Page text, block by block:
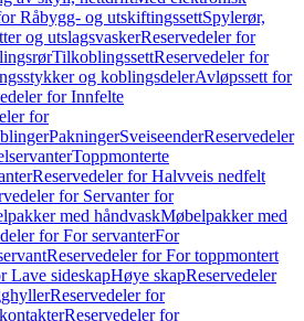
Råbygg- og utskiftingssettSpylerør,
og utslagsvaskerReservedeler for
TilkoblingssettReservedeler for
og koblingsdelerAvløpssett for
for Innfelte
for
PakningerSveiseenderReservedeler
Toppmonterte
Reservedeler for Halvveis nedfelt
for Servanter for
med håndvaskMøbelpakker med
for For servanterFor
Reservedeler for For toppmontert
Lave sideskapHøye skapReservedeler
Reservedeler for
Reservedeler for